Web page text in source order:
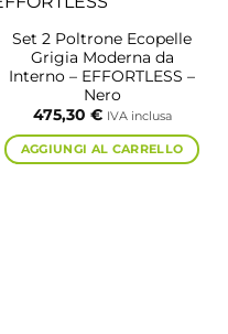
Set 2 Poltrone Ecopelle
Grigia Moderna da
Interno – EFFORTLESS –
Nero
475,30 € IVA inclusa
AGGIUNGI AL CARRELLO